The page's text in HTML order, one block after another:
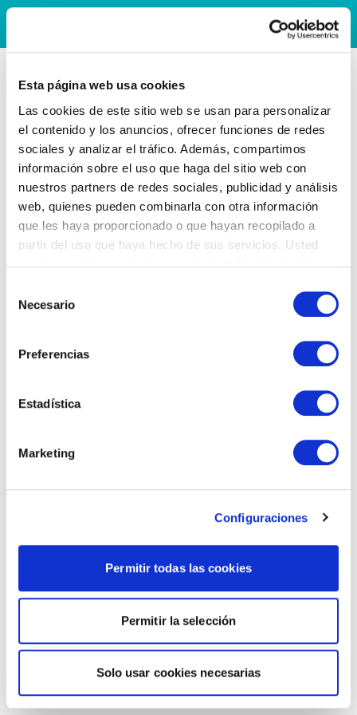
Esta página web usa cookies
Las cookies de este sitio web se usan para personalizar
el contenido y los anuncios, ofrecer funciones de redes
sociales y analizar el tráfico. Además, compartimos
información sobre el uso que haga del sitio web con
nuestros partners de redes sociales, publicidad y análisis
web, quienes pueden combinarla con otra información
que les haya proporcionado o que hayan recopilado a
partir del uso que haya hecho de sus servicios. Usted
Necesario
Preferencias
Estadística
Marketing
Configuraciones
Permitir todas las cookies
Permitir la selección
Solo usar cookies necesarias